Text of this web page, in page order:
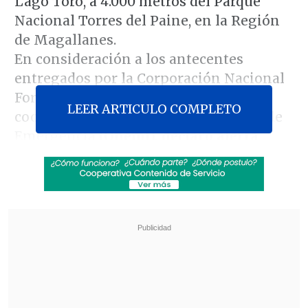
Nacional Torres del Paine, en la Región
de Magallanes.
En consideración a los antecentes
entregados por la Corporación Nacional
Forestal (Conaf), la intendencia, en
coordinación con la Oficina Nacional de
Emergencia(Onemi), declaró alerta
amarilla hasta que las condiciones lo
ameriten.
Con la declaración de la medida, se
LEER ARTICULO COMPLETO